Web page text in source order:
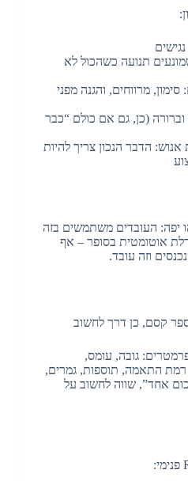
תנועה כשהכול לא
סימון, מרווחים, והגנה מפני
(כן, גם אם כולם “כבר
אנוש: הדבר הנכון צריך להיות
יפה: העובדים משתמשים בזה
אוטומטית בסופר – אף
וזה עובד.
קסם, כן דרך לחשוב
גובה, עומס,
רמת התאמה, תוספות, גמרים,
אחד”, שווה לחשוב על